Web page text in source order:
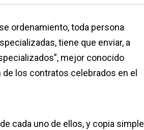
ordenamiento, toda persona
tiene que enviar, a
mejor conocido
los contratos celebrados en el
cada uno de ellos, y copia simple